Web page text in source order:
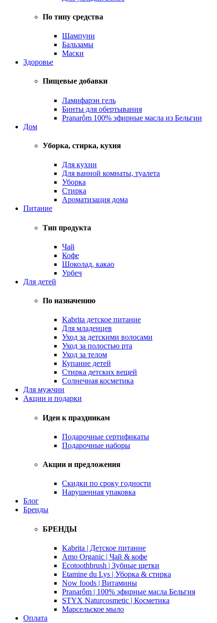
По типу средства
Шампуни
Бальзамы
Маски
Здоровье
Пищевые добавки
Ламифарэн гель
Бинты для обертывания
Pranarôm 100% эфирные масла из Бельгии
Дом
Уборка, стирка, кухня
Для кухни
Для ванной комнаты, туалета
Уборка
Стирка
Ароматизация дома
Питание
Тип продукта
Чай
Кофе
Шоколад, какао
Урбеч
Для детей
По назначению
Kabrita детское питание
Для младенцев
Уход за детскими волосами
Уход за полостью рта
Уход за телом
Купание детей
Стирка детских вещей
Солнечная косметика
Для мужчин
Акции и подарки
Идеи к праздникам
Подарочные сертификаты
Подарочные наборы
Акции и предложения
Скидки по сроку годности
Нарушенная упаковка
Блог
Бренды
БРЕНДЫ
Kabrita | Детское питание
Amo Organic | Чай & кофе
Ecotoothbrush | Зубные щетки
Etamine du Lys | Уборка & стирка
Now foods | Витамины
Pranarôm | 100% эфирные масла Бельгия
STYX Naturcosmetic | Косметика
Марсельское мыло
Оплата